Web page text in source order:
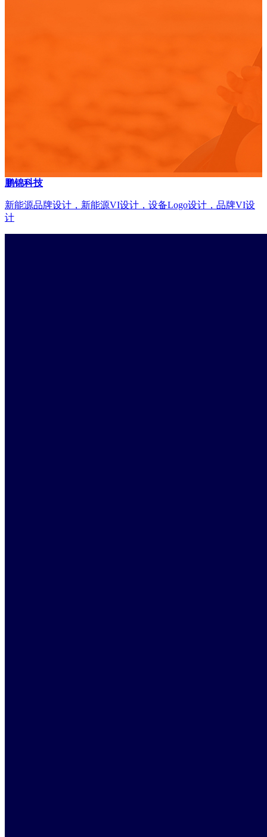
鹏锦科技
新能源品牌设计，新能源VI设计，设备Logo设计，品牌VI设
计